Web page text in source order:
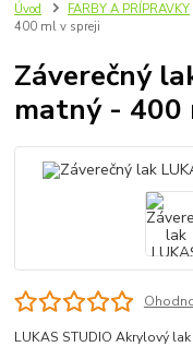
Úvod FARBY A PRÍPRAVKY
400 ml v spreji
Záverečný
matný - 400
LUKAS STUDIO Akrylový